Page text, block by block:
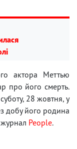
актора Меттью
про його смерть.
28 жовтня, у
добу його родина
People.